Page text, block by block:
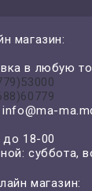
магазин:
в любую
info@ma-
до 18-00
суббота,
магазин: